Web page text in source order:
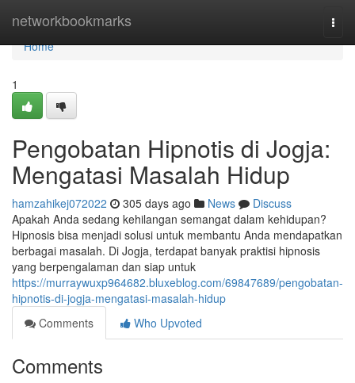
networkbookmarks
Home
Home
1
Pengobatan Hipnotis di Jogja:
Mengatasi Masalah Hidup
hamzahikej072022 305 days ago News
Discuss
Apakah Anda sedang kehilangan semangat dalam kehidupan?
Hipnosis bisa menjadi solusi untuk membantu Anda mendapatkan
berbagai masalah. Di Jogja, terdapat banyak praktisi hipnosis
yang berpengalaman dan siap untuk
https://murraywuxp964682.bluxeblog.com/69847689/pengobatan-
hipnotis-di-jogja-mengatasi-masalah-hidup
Comments
Who Upvoted
Comments